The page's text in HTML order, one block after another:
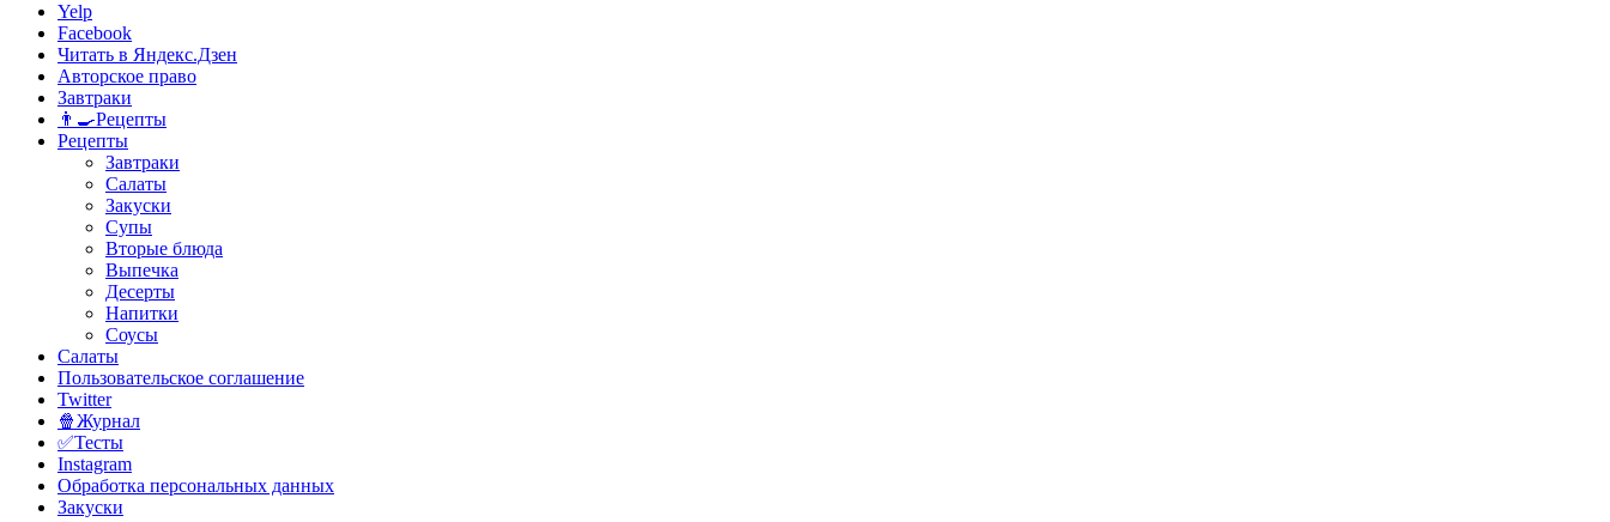
Yelp
Facebook
Читать в Яндекс.Дзен
Авторское право
Завтраки
👨‍🍳Рецепты
Рецепты
Завтраки
Салаты
Закуски
Супы
Вторые блюда
Выпечка
Десерты
Напитки
Соусы
Салаты
Пользовательское соглашение
Twitter
🍿Журнал
✅Тесты
Instagram
Обработка персональных данных
Закуски